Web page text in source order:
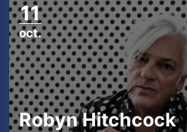
11
oct.
Robyn Hitchcock